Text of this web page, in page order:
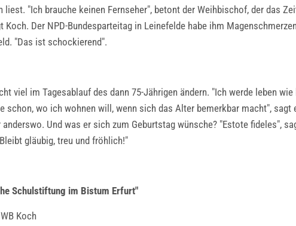
liest. "Ich brauche keinen Fernseher", betont der Weihbischof, der das
Koch. Der NPD-Bundesparteitag in Leinefelde habe ihm
"Das ist schockierend".
viel im Tagesablauf des dann 75-Jährigen ändern. "Ich werde leben
schon, wo ich wohnen will, wenn sich das Alter bemerkbar macht",
Und was er sich zum Geburtstag wünsche? "Estote fideles",
gläubig, treu und fröhlich!"
Schulstiftung im Bistum Erfurt"
Koch